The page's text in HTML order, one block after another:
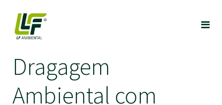
Dragagem
Ambiental com